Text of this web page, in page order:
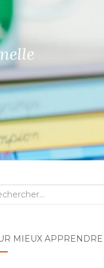
rare ?
la lumière
MIEUX APPRENDRE